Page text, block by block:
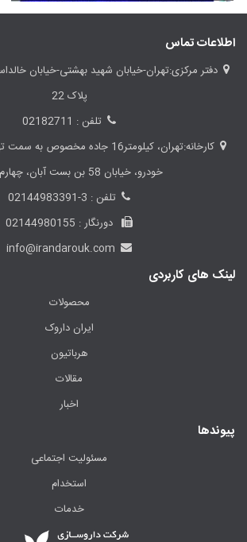
اطلاعات تماس
دفتر مرکزی:تهران-خیابان شهید بهشتی-خیابان
پلاک 22
تلفن : 02182711
کارخانه:تهران، کیلومتر16 جاده
خودرو، خیابان 58 بن بست آبان، چهارم غربی
تلفن : 3-02144983391
دورنگار : 02144980155
info@irandarouk.com
لینک های کاربردی
محصولات
ایران داروک
هرباتیون
مقالات
اخبار
پیوندها
مسئولیت اجتماعی
استخدام
خدمات